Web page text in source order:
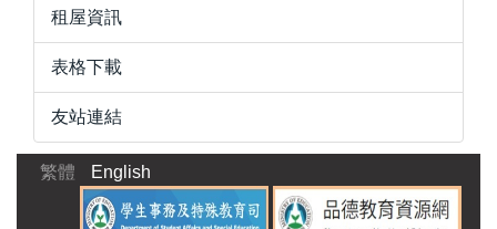
租屋資訊
表格下載
友站連結
繁體 English